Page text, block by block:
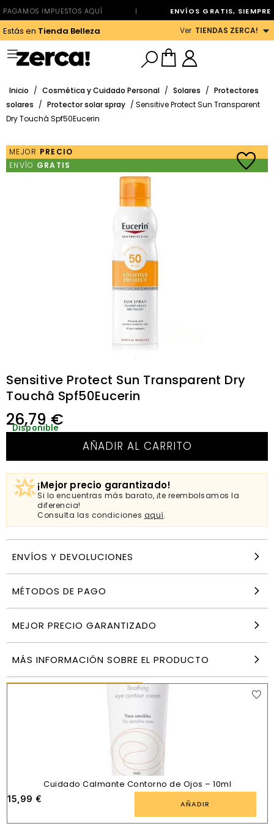
PAGAMOS IMPUESTOS AQUÍ | ENVÍOS GRATIS, SIEMPRE
Estás en Tienda Belleza Ver TIENDAS ZERCA!
Inicio / Cosmética y Cuidado Personal / Solares / Protectores
solares / Protector solar spray / Sensitive Protect Sun Transparent
Dry Touchâ Spf50Eucerin
MEJOR PRECIO
ENVÍO GRATIS
Sensitive Protect Sun Transparent Dry
Touchâ Spf50Eucerin
26,79 €
Disponible
AÑADIR AL CARRITO
¡Mejor precio garantizado!
Si lo encuentras más barato, ¡te reembolsamos la
diferencia!
Consulta las condiciones aquí.
ENVÍOS Y DEVOLUCIONES
MÉTODOS DE PAGO
MEJOR PRECIO GARANTIZADO
MÁS INFORMACIÓN SOBRE EL PRODUCTO
Touchâ Spf50Eucerin
26,79€
AÑADIR
PRODUCTOS SIMILARES
Cuidado Calmante Contorno de Ojos – 10ml
15,99 € AÑADIR